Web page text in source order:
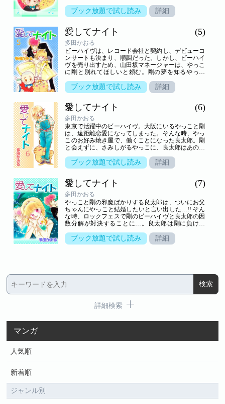
ーハイヴの英次といい感じに…!?
ブック放題で試し読み 詳細
愛してナイト (5)
多田かおる
ビーハイヴは、レコード会社と契約し、デビューコ
ンサートも決まり、順調だった。しかし、ビーハイ
ヴを売り出すため、山田坂マネージャーは、やっこ
に剛と別れてほしいと頼む。剛の夢を知るやっこ
まう。2人は終わってしまうの…!?
ブック放題で試し読み 詳細
愛してナイト (6)
多田かおる
東京で活躍中のビーハイヴ。大阪にいるやっこと剛
は、遠距離恋愛になってしまった。そんな時、やっ
このお好み焼き屋で、働くことになった良太郎。剛
と会えずに、さみしがるやっこに、良太郎はあの手
日、二人は久しぶりに会えるはずだったのに…!?
ブック放題で試し読み 詳細
愛してナイト (7)
多田かおる
やっこと剛の邪魔ばかりする良太郎は、ついにお父
ちゃんにやっこと結婚したいと言い出した…!! そん
な時、ロックフェスで剛のビーハイヴと良太郎の因
数分解が対決することに…。良太郎は剛に負けた
迎える感動の最終巻!
ブック放題で試し読み 詳細
詳細検索
マンガ
人気順
新着順
ジャンル別